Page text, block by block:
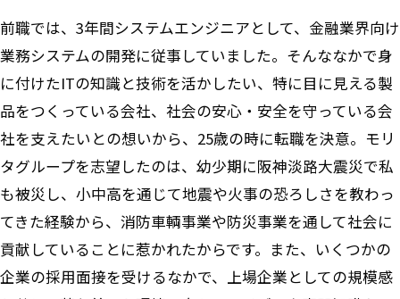
前職では、3年間システムエンジニアとして、金融業界向け
業務システムの開発に従事していました。そんななかで身
に付けたITの知識と技術を活かしたい、特に目に見える製
品をつくっている会社、社会の安心・安全を守っている会
社を支えたいとの想いから、25歳の時に転職を決意。モリ
タグループを志望したのは、幼少期に阪神淡路大震災で私
も被災し、小中高を通じて地震や火事の恐ろしさを教わっ
てきた経験から、消防車輌事業や防災事業を通して社会に
貢献していることに惹かれたからです。また、いくつかの
企業の採用面接を受けるなかで、上場企業としての規模感